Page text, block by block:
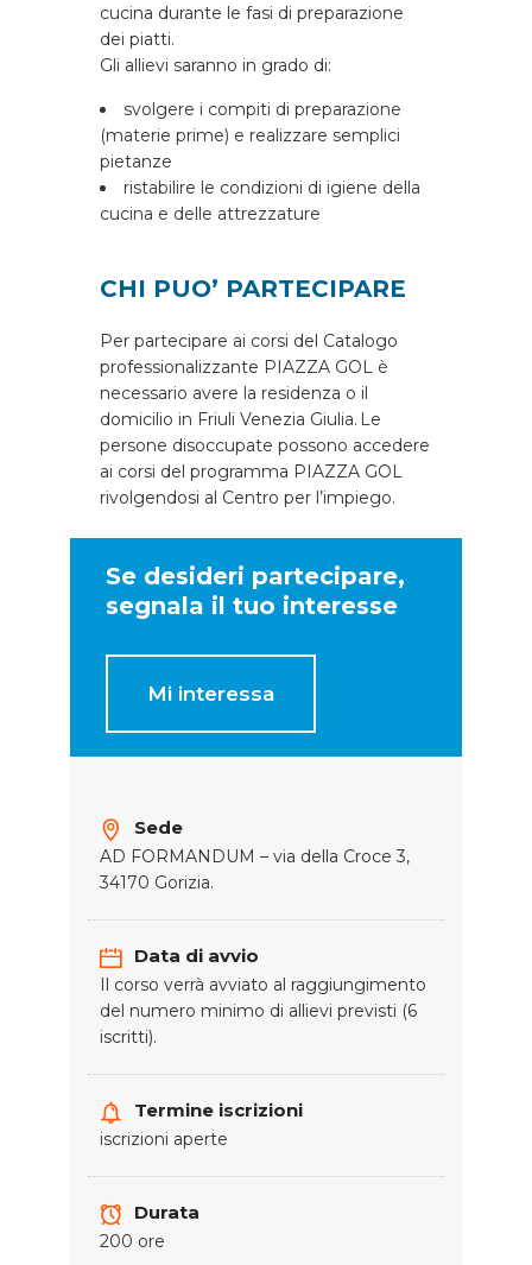
cucina durante le fasi di preparazione
dei piatti.
Gli allievi saranno in grado di:
svolgere i compiti di preparazione
(materie prime) e realizzare semplici
pietanze
ristabilire le condizioni di igiene della
cucina e delle attrezzature
CHI PUO’ PARTECIPARE
Per partecipare ai corsi del Catalogo
professionalizzante PIAZZA GOL è
necessario avere la residenza o il
domicilio in Friuli Venezia Giulia. Le
persone disoccupate possono accedere
ai corsi del programma PIAZZA GOL
rivolgendosi al Centro per l’impiego.
Se desideri partecipare,
segnala il tuo interesse
Mi interessa
Sede
AD FORMANDUM – via della Croce 3,
34170 Gorizia.
Data di avvio
Il corso verrà avviato al raggiungimento
del numero minimo di allievi previsti (6
iscritti).
Termine iscrizioni
iscrizioni aperte
Durata
200 ore